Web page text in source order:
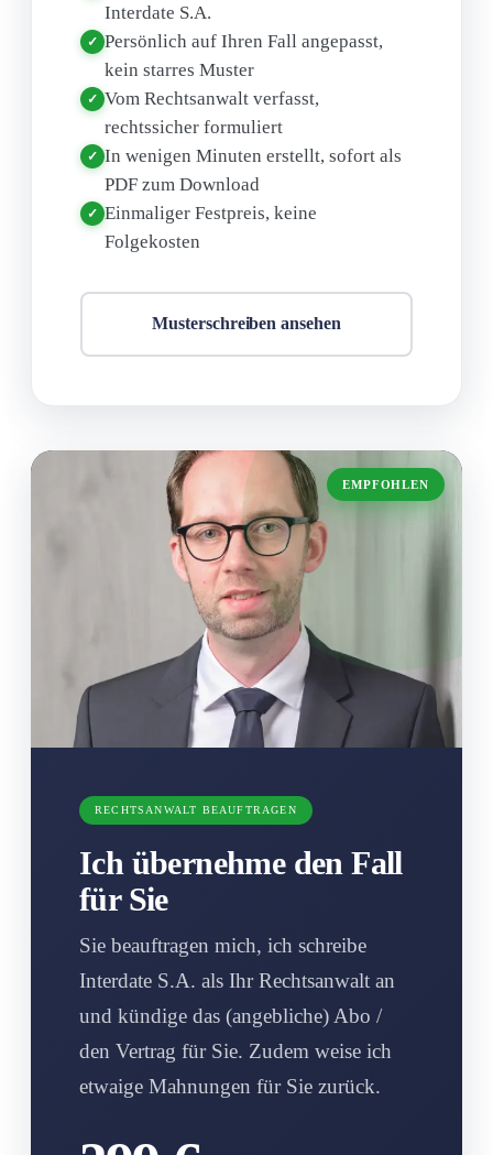
Interdate S.A.
✓ Persönlich auf Ihren Fall angepasst,
kein starres Muster
✓ Vom Rechtsanwalt verfasst,
rechtssicher formuliert
✓ In wenigen Minuten erstellt, sofort als
PDF zum Download
✓ Einmaliger Festpreis, keine
Folgekosten
Musterschreiben ansehen
EMPFOHLEN
RECHTSANWALT BEAUFTRAGEN
Ich übernehme den Fall
für Sie
Sie beauftragen mich, ich schreibe
Interdate S.A. als Ihr Rechtsanwalt an
und kündige das (angebliche) Abo /
den Vertrag für Sie. Zudem weise ich
etwaige Mahnungen für Sie zurück.